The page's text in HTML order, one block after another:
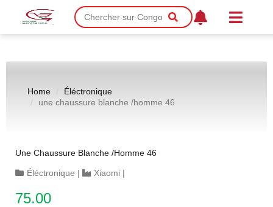
Home
Éléctronique
une chaussure blanche /homme 46
Une Chaussure Blanche /homme 46
Éléctronique | Xiaomi |
75.00